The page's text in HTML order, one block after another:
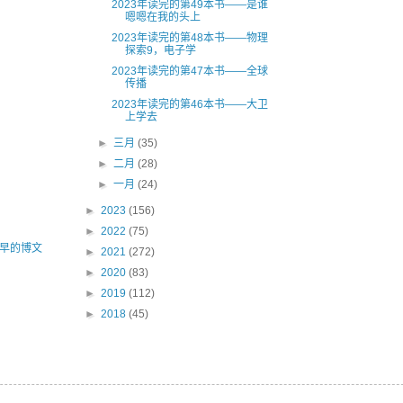
的博文
2023年读完的第49本书——是谁
嗯嗯在我的头上
2023年读完的第48本书——物理
探索9，电子学
2023年读完的第47本书——全球
传播
2023年读完的第46本书——大卫
上学去
►三月(35)
►二月(28)
►一月(24)
► 2023 (156)
► 2022 (75)
► 2021 (272)
► 2020 (83)
► 2019 (112)
► 2018 (45)